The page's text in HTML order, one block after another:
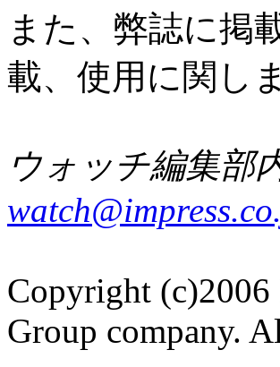
また、弊誌に掲
載、使用に関し
ウォッチ編集部
Copyright (c)2006
Group company.